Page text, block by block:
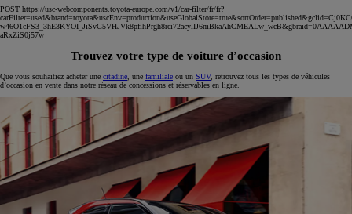
POST https://usc-webcomponents.toyota-europe.com/v1/car-filter/fr/fr?
aRxZiS0j57w
Trouvez votre type de voiture d’occasion
Que vous souhaitiez acheter une citadine , une familiale ou un SUV, retrouvez tous les types de véhicules
d’occasion en vente dans notre réseau de concessions et réservables en ligne.